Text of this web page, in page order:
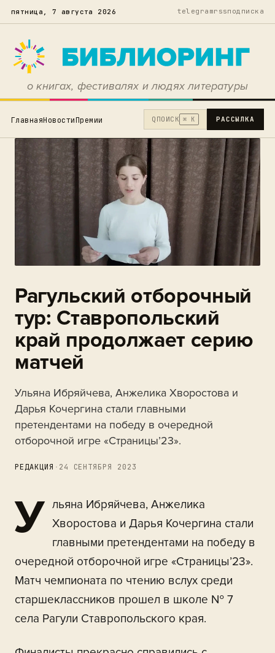
пятница, 7 августа 2026 telegramrssподписка
о книгах, фестивалях и людях литературы
ГлавнаяНовостиПремии Q ПОИСК ⌘ K РАССЫЛКА
Рагульский отборочный
тур: Ставропольский
край продолжает серию
матчей
Ульяна Ибряйчева, Анжелика Хворостова и
Дарья Кочергина стали главными
претендентами на победу в очередной
отборочной игре «Страницы’23».
РЕДАКЦИЯ · 24 СЕНТЯБРЯ 2023
У льяна Ибряйчева, Анжелика
Хворостова и Дарья Кочергина стали
главными претендентами на победу в
очередной отборочной игре «Страницы’23».
Матч чемпионата по чтению вслух среди
старшеклассников прошел в школе № 7
села Рагули Ставропольского края.